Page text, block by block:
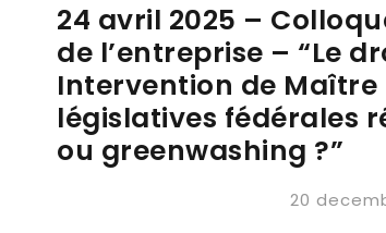
24 avril 2025 –
de l’entreprise – “Le
Intervention de Maître
législatives fédérales
ou greenwashing ?”
20